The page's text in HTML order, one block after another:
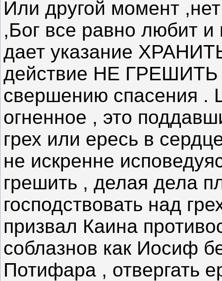
Или другой момент
,Бог все равно любит и
дает указание
действие НЕ ГРЕШИТЬ ,
свершению спасения .
огненное , это
грех или ересь в
не искренне
грешить , делая дела
господствовать над
призвал Каина
соблазнов как Иосиф
Потифара , отвергать